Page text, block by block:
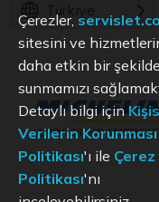
Türkiye
Çerezler,
sitesini ve
daha etkin bir şekilde
sunmamızı
Detaylı bilgi için
Verilerin Korunması
Politikası'ı ile Çerez
Politikası'nı